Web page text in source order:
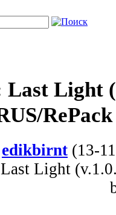
Light
edikbirnt (13-